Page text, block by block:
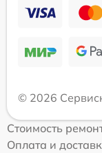
© 2026
Стоимость
Оплата и